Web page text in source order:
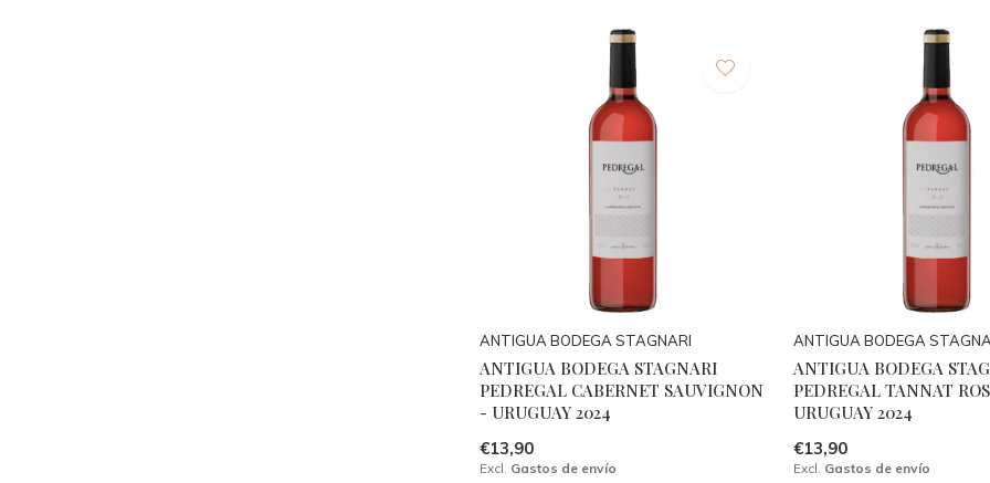
ANTIGUA BODEGA STAGNARI
ANTIGUA BODEGA STAGNARI
PEDREGAL CABERNET SAUVIGNON
- URUGUAY 2024
€13,90
Excl. Gastos de envío
ANTIGUA BODEGA
ANTIGUA BODEGA
PEDREGAL TANNAT
URUGUAY 2024
€13,90
Excl. Gastos de envío